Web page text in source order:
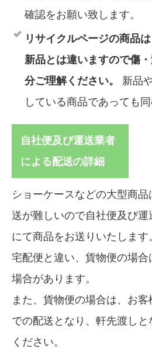
確認をお願い致します。
リサイクルページの商品
新品とは違いますので傷
分ご理解ください。
新品
している商品であっても同
自社便及び運送業者
による配送の詳細
ショーケースなどの大型商
送が難しいので自社便及び
にて商品をお送りいたします
宅配便と違い、貨物便の場
場合があります。
また、貨物便の場合は、お
での配送となり、軒先渡し
ください。